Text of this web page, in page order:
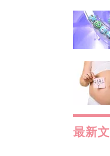
最新